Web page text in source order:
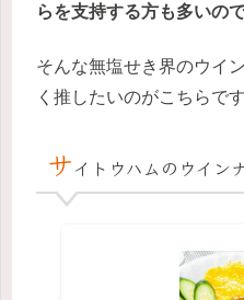
らを支持する方も多いので
そんな無塩せき界のウイ
く推したいのがこちらです
サイトウハムのウイン